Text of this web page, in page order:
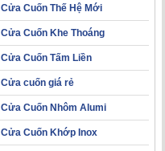
Cửa Cuốn Thế Hệ Mới
Cửa Cuốn Khe Thoáng
Cửa Cuốn Tấm Liền
Cửa cuốn giá rẻ
Cửa Cuốn Nhôm Alumi
Cửa Cuốn Khớp Inox